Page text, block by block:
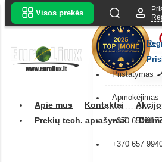
Pristatymas
Apmokėjimas
+370 657
+370 657
Apie mus Kontaktai
Prekių tech. aprašymai
Visos prekės